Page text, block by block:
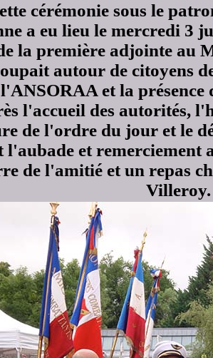
cérémonie sous le
a eu lieu le mercredi 3
la première adjointe au
autour de citoyens
et la
l'accueil des autorités,
de l'ordre du jour et le
l'aubade et remerciement
de l'amitié et un repas
Villeroy.